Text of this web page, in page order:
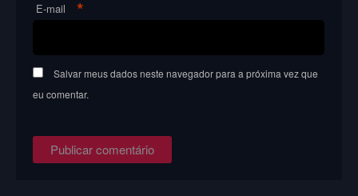
E-mail *
Salvar meus dados neste navegador para a próxima vez que
eu comentar.